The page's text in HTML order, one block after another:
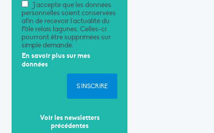
J'accepte que les données
personnelles soient conservées
afin de recevoir l'actualité du
Pôle relais lagunes. Celles-ci
pourront être supprimées sur
simple demande.
En savoir plus sur mes
données
S'INSCRIRE
Voir les newsletters
précédentes